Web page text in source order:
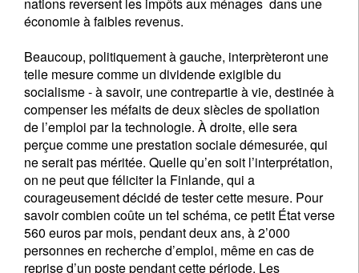
économie à faibles revenus.
Beaucoup, politiquement à gauche, interprèteront une
telle mesure comme un dividende exigible du
socialisme - à savoir, une contrepartie à vie, destinée à
compenser les méfaits de deux siècles de spoliation
de l’emploi par la technologie. À droite, elle sera
perçue comme une prestation sociale démesurée, qui
ne serait pas méritée. Quelle qu’en soit l’interprétation,
on ne peut que féliciter la Finlande, qui a
courageusement décidé de tester cette mesure. Pour
savoir combien coûte un tel schéma, ce petit État verse
560 euros par mois, pendant deux ans, à 2’000
personnes en recherche d’emploi, même en cas de
reprise d’un poste pendant cette période. Les